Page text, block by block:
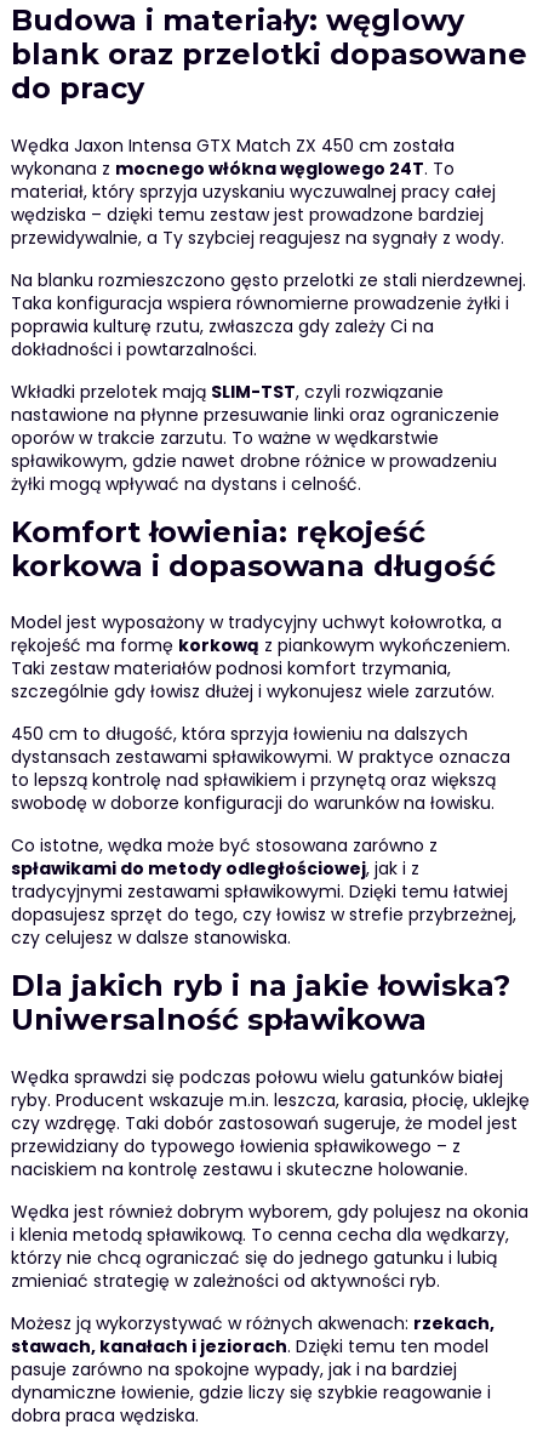
Budowa i materiały: węglowy
blank oraz przelotki dopasowane
do pracy
Wędka Jaxon Intensa GTX Match ZX 450 cm została
wykonana z mocnego włókna węglowego 24T. To
materiał, który sprzyja uzyskaniu wyczuwalnej pracy całej
wędziska – dzięki temu zestaw jest prowadzone bardziej
przewidywalnie, a Ty szybciej reagujesz na sygnały z wody.
Na blanku rozmieszczono gęsto przelotki ze stali nierdzewnej.
Taka konfiguracja wspiera równomierne prowadzenie żyłki i
poprawia kulturę rzutu, zwłaszcza gdy zależy Ci na
dokładności i powtarzalności.
Wkładki przelotek mają SLIM-TST, czyli rozwiązanie
nastawione na płynne przesuwanie linki oraz ograniczenie
oporów w trakcie zarzutu. To ważne w wędkarstwie
spławikowym, gdzie nawet drobne różnice w prowadzeniu
żyłki mogą wpływać na dystans i celność.
Komfort łowienia: rękojeść
korkowa i dopasowana długość
Model jest wyposażony w tradycyjny uchwyt kołowrotka, a
rękojeść ma formę korkową z piankowym wykończeniem.
Taki zestaw materiałów podnosi komfort trzymania,
szczególnie gdy łowisz dłużej i wykonujesz wiele zarzutów.
450 cm to długość, która sprzyja łowieniu na dalszych
dystansach zestawami spławikowymi. W praktyce oznacza
to lepszą kontrolę nad spławikiem i przynętą oraz większą
swobodę w doborze konfiguracji do warunków na łowisku.
Co istotne, wędka może być stosowana zarówno z
spławikami do metody odległościowej, jak i z
tradycyjnymi zestawami spławikowymi. Dzięki temu łatwiej
dopasujesz sprzęt do tego, czy łowisz w strefie przybrzeżnej,
czy celujesz w dalsze stanowiska.
Dla jakich ryb i na jakie łowiska?
Uniwersalność spławikowa
Wędka sprawdzi się podczas połowu wielu gatunków białej
ryby. Producent wskazuje m.in. leszcza, karasia, płocię, uklejkę
czy wzdręgę. Taki dobór zastosowań sugeruje, że model jest
przewidziany do typowego łowienia spławikowego – z
naciskiem na kontrolę zestawu i skuteczne holowanie.
Wędka jest również dobrym wyborem, gdy polujesz na okonia
i klenia metodą spławikową. To cenna cecha dla wędkarzy,
którzy nie chcą ograniczać się do jednego gatunku i lubią
zmieniać strategię w zależności od aktywności ryb.
Możesz ją wykorzystywać w różnych akwenach: rzekach,
stawach, kanałach i jeziorach. Dzięki temu ten model
pasuje zarówno na spokojne wypady, jak i na bardziej
dynamiczne łowienie, gdzie liczy się szybkie reagowanie i
dobra praca wędziska.